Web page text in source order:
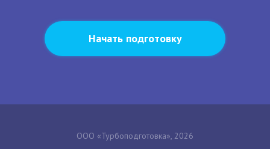
Начать подготовку
ООО «Турбоподготовка», 2026